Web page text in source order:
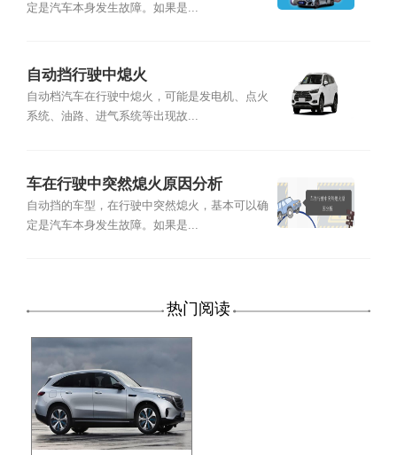
定是汽车本身发生故障。如果是...
自动挡行驶中熄火
自动档汽车在行驶中熄火，可能是发电机、点火
系统、油路、进气系统等出现故...
车在行驶中突然熄火原因分析
自动挡的车型，在行驶中突然熄火，基本可以确
定是汽车本身发生故障。如果是...
热门阅读